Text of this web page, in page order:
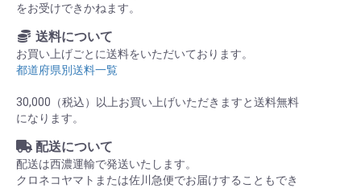
をお受けできかねます。
送料について
お買い上げごとに送料をいただいております。
都道府県別送料一覧
30,000（税込）以上お買い上げいただきますと送料無料
になります。
配送について
配送は西濃運輸で発送いたします。
クロネコヤマトまたは佐川急便でお届けすることもでき